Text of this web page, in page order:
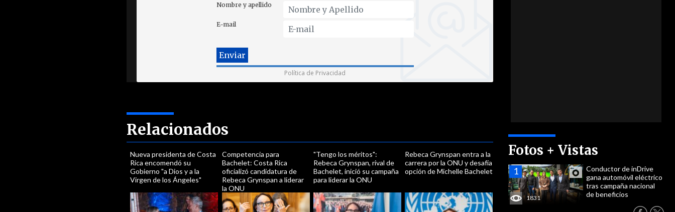
Fotos + Vistas
1831
Conductor de inDrive
gana automóvil eléctrico
tras campaña nacional
de beneficios
Nombre y apellido
E-mail
Política de Privacidad
Relacionados
Nueva presidenta de Costa
Rica encomendó su
Gobierno "a Dios y a la
Virgen de los Ángeles"
Competencia para
Bachelet: Costa Rica
oficializó candidatura de
Rebeca Grynspan a liderar
la ONU
"Tengo los méritos":
Rebeca Grynspan, rival de
Bachelet, inició su campaña
para liderar la ONU
Rebeca Grynspan entra a la
carrera por la ONU y desafía
opción de Michelle Bachelet